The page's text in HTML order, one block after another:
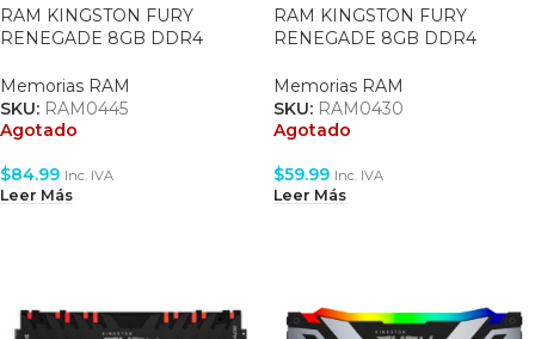
RAM KINGSTON FURY
RENEGADE 8GB DDR4
(KF432C16RB/8)
Memorias RAM
SKU: RAM0445
Agotado
$84.99 Inc. IVA
Leer Más
RAM KINGSTON FURY
RENEGADE 8GB DDR4
(KF436C16RB/8)
Memorias RAM
SKU: RAM0430
Agotado
$59.99 Inc. IVA
Leer Más